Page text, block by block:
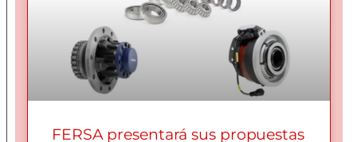
FERSA presentará sus propuestas